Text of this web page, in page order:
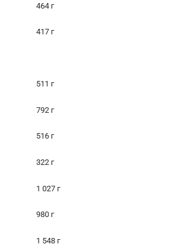
464 г
417 г
511 г
792 г
516 г
322 г
1 027 г
980 г
1 548 г